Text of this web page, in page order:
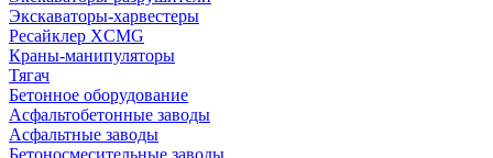
Экскаваторы-харвестеры
Ресайклер XCMG
Краны-манипуляторы
Тягач
Бетонное оборудование
Асфальтобетонные заводы
Асфальтные заводы
Бетоносмесительные заводы